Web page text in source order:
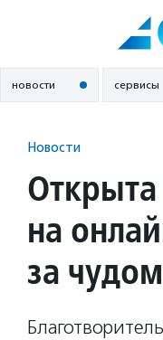
новости сервисы
Новости
Открыта
на
за